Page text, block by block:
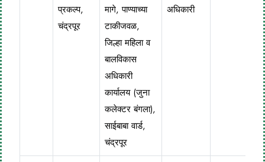
प्रकल्प,
चंद्रपूर
मागे, पाण्याच्या
टाकीजवळ,
जिल्हा महिला व
बालविकास
अधिकारी
कार्यालय (जुना
कलेक्टर बंगला),
साईबाबा वार्ड,
चंद्रपूर
अधिकारी